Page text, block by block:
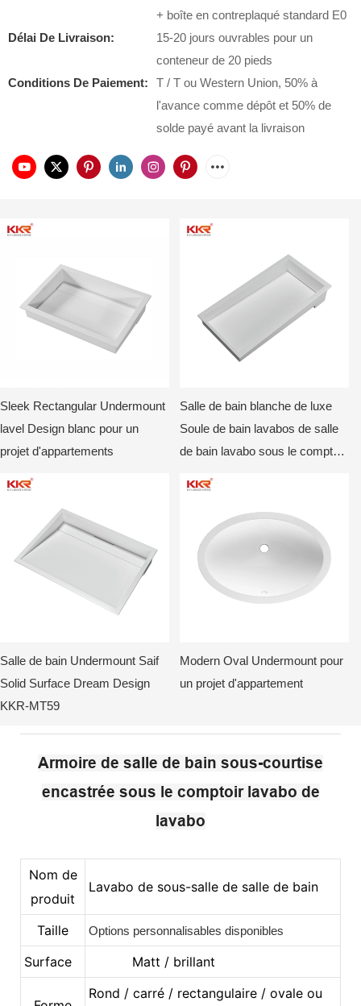
+ boîte en contreplaqué standard E0
Délai De Livraison:
15-20 jours ouvrables pour un
conteneur de 20 pieds
Conditions De Paiement:
T / T ou Western Union, 50% à
l'avance comme dépôt et 50% de
solde payé avant la livraison
Sleek Rectangular Undermount
lavel Design blanc pour un
projet d'appartements
Salle de bain blanche de luxe
Soule de bain lavabos de salle
de bain lavabo sous le comptoir
Salle de bain Undermount Saif
Solid Surface Dream Design
KKR-MT59
Modern Oval Undermount pour
un projet d'appartement
Armoire de salle de bain sous-courtise
encastrée sous le comptoir lavabo de
lavabo
Nom de
produit
Lavabo de sous-salle de salle de bain
Taille Options personnalisables disponibles
Surface Matt / brillant
Rond / carré / rectangulaire / ovale ou